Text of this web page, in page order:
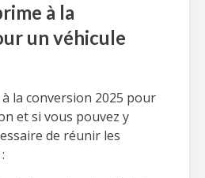
à la
un véhicule
la conversion 2025 pour
et si vous pouvez y
de réunir les